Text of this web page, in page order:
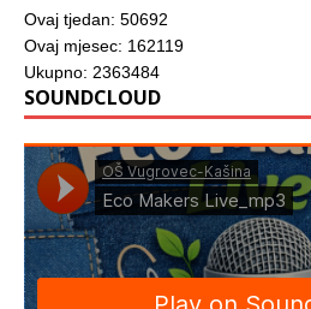
Ovaj tjedan: 50692
Ovaj mjesec: 162119
Ukupno: 2363484
SOUNDCLOUD